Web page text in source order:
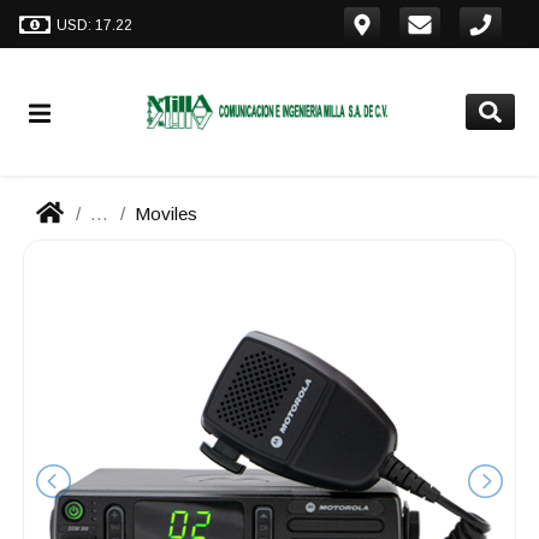
USD: 17.22
... Moviles